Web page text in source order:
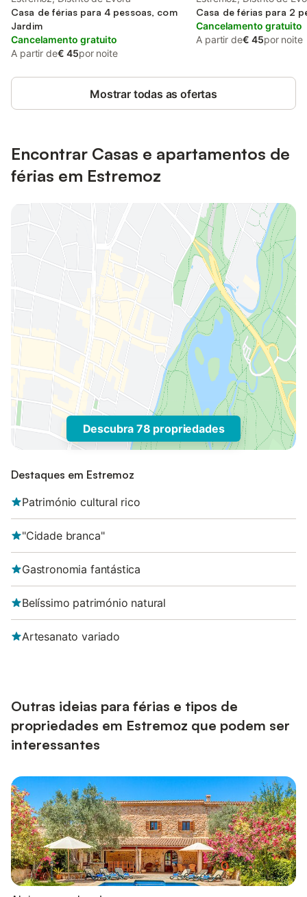
Casa de férias para 4 pessoas, com
Jardim
Cancelamento gratuito
A partir de€ 45por noite
Casa de férias para 2
Cancelamento gratuito
A partir de€ 45por noite
Mostrar todas as ofertas
Encontrar Casas e apartamentos de
férias em Estremoz
Descubra 78 propriedades
Destaques em Estremoz
Património cultural rico
"Cidade branca"
Gastronomia fantástica
Belíssimo património natural
Artesanato variado
Outras ideias para férias e tipos de
propriedades em Estremoz que podem ser
interessantes